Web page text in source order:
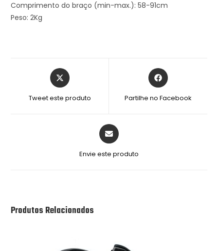
Comprimento do braço (min-max.): 58-91cm
Peso: 2Kg
Tweet este produto Partilhe no Facebook
Envie este produto
Produtos Relacionados